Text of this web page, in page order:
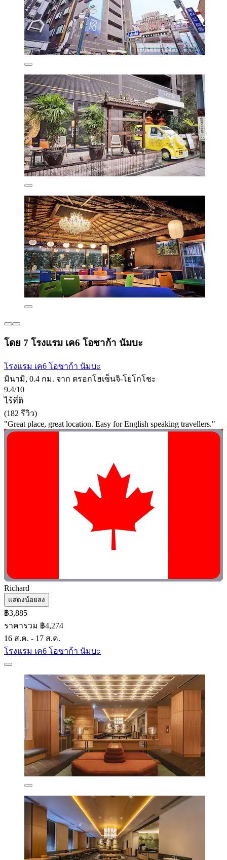
โดย 7 โรงแรม เค6 โอซาก้า นัมบะ
โรงแรม เค6 โอซาก้า นัมบะ
มินามิ, 0.4 กม. จาก ตรอกโฮเซ็นจิ-โยโกโชะ
9.4/10
ไร้ที่ติ
(182 รีวิว)
"Great place, great location. Easy for English speaking travellers."
Richard
แสดงน้อยลง
฿3,885
ราคารวม ฿4,274
16 ส.ค. - 17 ส.ค.
โรงแรม เค6 โอซาก้า นัมบะ